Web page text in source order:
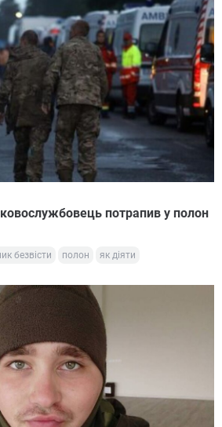
потрапив у полон
безвісти полон як діяти